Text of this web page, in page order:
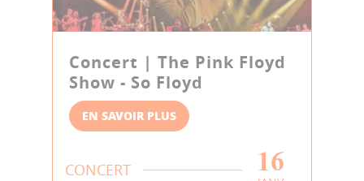
Concert | The Pink Floyd
Show - So Floyd
EN SAVOIR PLUS
CONCERT 16